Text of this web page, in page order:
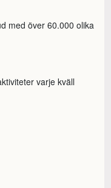
med över 60.000 olika
varje kväll